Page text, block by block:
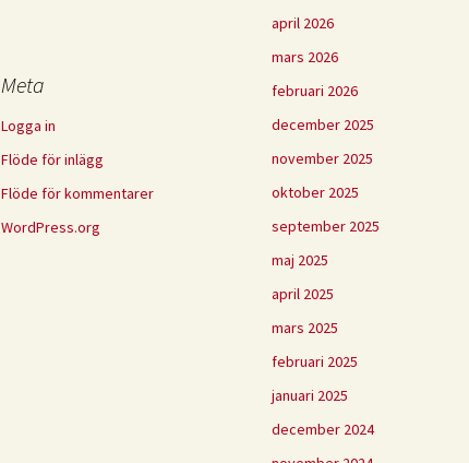
april 2026
mars 2026
februari 2026
december 2025
november 2025
oktober 2025
september 2025
maj 2025
april 2025
mars 2025
februari 2025
januari 2025
december 2024
Meta
Logga in
Flöde för inlägg
Flöde för kommentarer
WordPress.org